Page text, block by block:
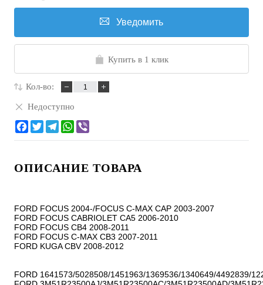
Уведомить
Купить в 1 клик
Кол-во:
Недоступно
ОПИСАНИЕ ТОВАРА
FORD FOCUS 2004-/FOCUS C-MAX CAP 2003-2007
FORD FOCUS CABRIOLET CA5 2006-2010
FORD FOCUS CB4 2008-2011
FORD FOCUS C-MAX CB3 2007-2011
FORD KUGA CBV 2008-2012
FORD 1641573/5028508/1451963/1369536/1340649/4492839/